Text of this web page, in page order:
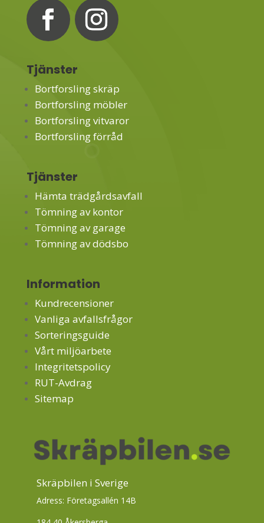
Tjänster
Bortforsling skräp
Bortforsling möbler
Bortforsling vitvaror
Bortforsling förråd
Tjänster
Hämta trädgårdsavfall
Tömning av kontor
Tömning av garage
Tömning av dödsbo
Information
Kundrecensioner
Vanliga avfallsfrågor
Sorteringsguide
Vårt miljöarbete
Integritetspolicy
RUT-Avdrag
Sitemap
Skräpbilen i Sverige
Adress: Företagsallén 14B